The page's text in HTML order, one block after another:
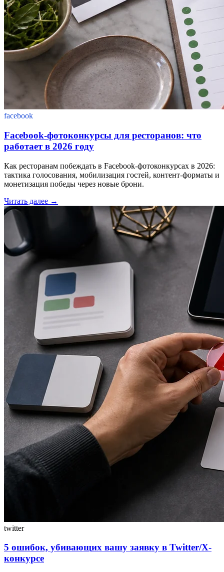
facebook
Facebook-фотоконкурсы для ресторанов: что
работает в 2026 году
Как ресторанам побеждать в Facebook-фотоконкурсах в 2026:
тактика голосования, мобилизация гостей, контент-форматы и
монетизация победы через новые брони.
Читать далее →
twitter
5 ошибок, убивающих вашу заявку в Twitter/X-
конкурсе